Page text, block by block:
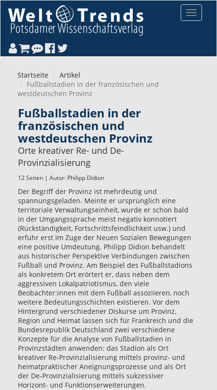
Toggle
Startseite
Artikel
Fußballstadien in der französischen und
westdeutschen Provinz
Fußballstadien in der
französischen und
westdeutschen Provinz
Orte kreativer Re- und De-
Provinzialisierung
12 Seiten | Autor: Philipp Didion
Der Begriff der Provinz ist mehrdeutig und
spannungsgeladen. Meinte er ursprünglich eine
territoriale Verwaltungseinheit, wurde er schon bald
in der Umgangssprache meist negativ konnotiert
(Rückständigkeit, Fortschrittsfeindlichkeit usw.) und
erfuhr erst im Zuge der Neuen Sozialen Bewegungen
eine positive Umdeutung. Philipp Didion behandelt
aus historischer Perspektive Verbindungen zwischen
Fußball und Provinz. Am Beispiel des Fußballstadions
als konkretem Ort erörtert er, dass neben dem
aggressiven Lokalpatriotismus, den viele
Beobachter:innen mit dem Fußball assoziieren, noch
weitere Bedeutungsschichten existieren. Vor dem
Hintergrund verschiedener Diskurse um Provinz,
Region und Heimat lassen sich für Frankreich und die
Bundesrepublik Deutschland zwei verschiedene
Konzepte für die Analyse von Fußballstadien in
Provinzstädten anwenden: das Stadion als Ort
kreativer Re-Provinzialisierung mittels provinz- und
heimatpraktischer Aneignungsprozesse und als Ort
der De-Provinzialisierung mittels sukzessiver
Horizont- und Funktionserweiterungen.